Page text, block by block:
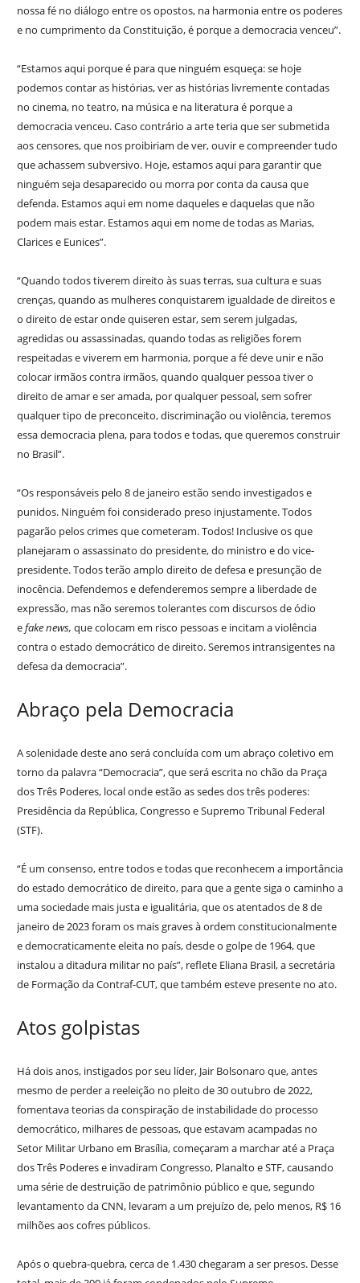
nossa fé no diálogo entre os opostos, na harmonia entre os poderes
e no cumprimento da Constituição, é porque a democracia venceu”.
“Estamos aqui porque é para que ninguém esqueça: se hoje
podemos contar as histórias, ver as histórias livremente contadas
no cinema, no teatro, na música e na literatura é porque a
democracia venceu. Caso contrário a arte teria que ser submetida
aos censores, que nos proibiriam de ver, ouvir e compreender tudo
que achassem subversivo. Hoje, estamos aqui para garantir que
ninguém seja desaparecido ou morra por conta da causa que
defenda. Estamos aqui em nome daqueles e daquelas que não
podem mais estar. Estamos aqui em nome de todas as Marias,
Clarices e Eunices”.
“Quando todos tiverem direito às suas terras, sua cultura e suas
crenças, quando as mulheres conquistarem igualdade de direitos e
o direito de estar onde quiseren estar, sem serem julgadas,
agredidas ou assassinadas, quando todas as religiões forem
respeitadas e viverem em harmonia, porque a fé deve unir e não
colocar irmãos contra irmãos, quando qualquer pessoa tiver o
direito de amar e ser amada, por qualquer pessoal, sem sofrer
qualquer tipo de preconceito, discriminação ou violência, teremos
essa democracia plena, para todos e todas, que queremos construir
no Brasil”.
“Os responsáveis pelo 8 de janeiro estão sendo investigados e
punidos. Ninguém foi considerado preso injustamente. Todos
pagarão pelos crimes que cometeram. Todos! Inclusive os que
planejaram o assassinato do presidente, do ministro e do vice-
presidente. Todos terão amplo direito de defesa e presunção de
inocência. Defendemos e defenderemos sempre a liberdade de
expressão, mas não seremos tolerantes com discursos de ódio
efake news, que colocam em risco pessoas e incitam a violência
contra o estado democrático de direito. Seremos intransigentes na
defesa da democracia”.
Abraço pela Democracia
A solenidade deste ano será concluída com um abraço coletivo em
torno da palavra “Democracia”, que será escrita no chão da Praça
dos Três Poderes, local onde estão as sedes dos três poderes:
Presidência da República, Congresso e Supremo Tribunal Federal
(STF).
“É um consenso, entre todos e todas que reconhecem a importância
do estado democrático de direito, para que a gente siga o caminho a
uma sociedade mais justa e igualitária, que os atentados de 8 de
janeiro de 2023 foram os mais graves à ordem constitucionalmente
e democraticamente eleita no país, desde o golpe de 1964, que
instalou a ditadura militar no país”, reflete Eliana Brasil, a secretária
de Formação da Contraf-CUT, que também esteve presente no ato.
Atos golpistas
Há dois anos, instigados por seu líder, Jair Bolsonaro que, antes
mesmo de perder a reeleição no pleito de 30 outubro de 2022,
fomentava teorias da conspiração de instabilidade do processo
democrático, milhares de pessoas, que estavam acampadas no
Setor Militar Urbano em Brasília, começaram a marchar até a Praça
dos Três Poderes e invadiram Congresso, Planalto e STF, causando
uma série de destruição de patrimônio público e que, segundo
levantamento da CNN, levaram a um prejuízo de, pelo menos, R$ 16
milhões aos cofres públicos.
Após o quebra-quebra, cerca de 1.430 chegaram a ser presos. Desse